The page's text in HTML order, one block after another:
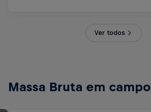
Ver todos
Massa Bruta em campo